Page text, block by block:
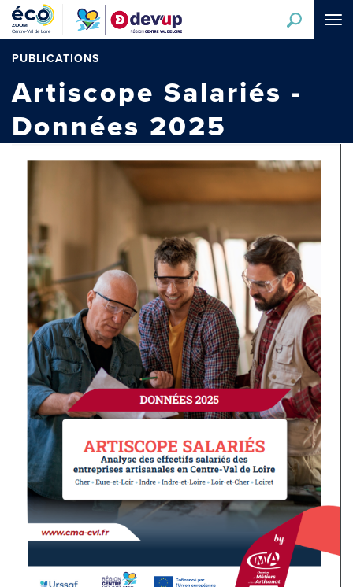
Aller
contenu
principal
PUBLICATIONS
Artiscope Salariés -
Données 2025